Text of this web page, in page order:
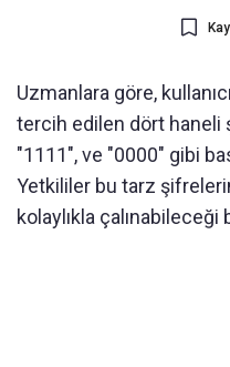
Uzmanlara göre,
tercih edilen dört haneli
"1111", ve "0000" gibi
Yetkililer bu tarz
kolaylıkla çalınabileceği